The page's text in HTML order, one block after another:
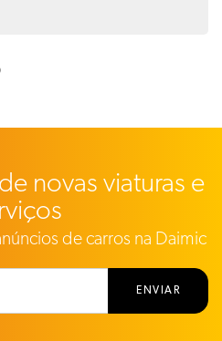
novas viaturas e
de carros na Daimic
ENVIAR